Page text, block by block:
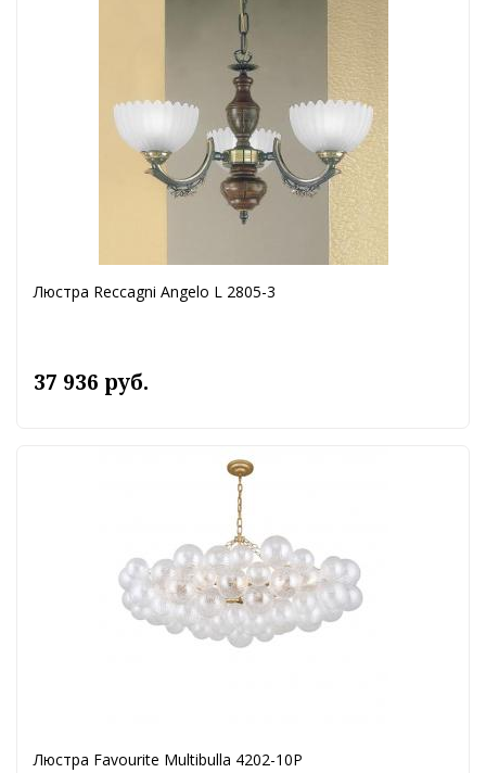
Люстра Reccagni Angelo L 2805-3
37 936 руб.
Люстра Favourite Multibulla 4202-10P